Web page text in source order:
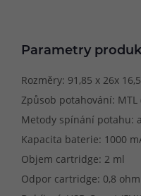
Parametry
Rozměry: 91,85 x 26x
Způsob potahování:
Metody spínání potahu:
Kapacita baterie: 1000
Objem cartridge: 2 ml
Odpor cartridge: 0,8